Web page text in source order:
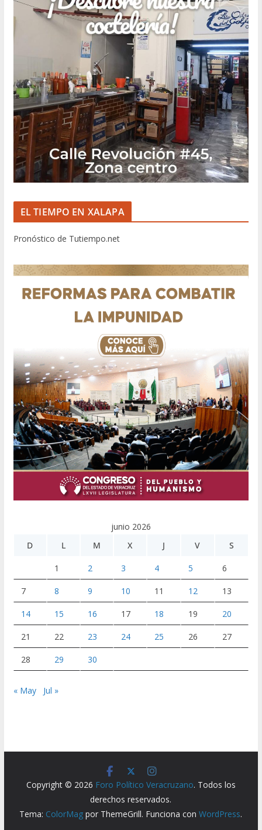
EL TIEMPO EN XALAPA
Pronóstico de Tutiempo.net
junio 2026
D
L M X J V S
1 2 3 4 5 6
7 8 9 10 11 12 13
14 15 16 17 18 19 20
21 22 23 24 25 26 27
28 29 30
« May Jul »
Copyright © 2026 Foro Político Veracruzano. Todos los
derechos reservados.
Tema: ColorMag por ThemeGrill. Funciona conWordPress.